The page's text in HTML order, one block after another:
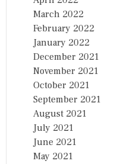
March 2022
February 2022
January 2022
December 2021
November 2021
October 2021
September 2021
August 2021
July 2021
June 2021
May 2021